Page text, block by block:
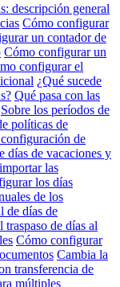
descripción general
Cómo configurar
un contador de
Cómo configurar un
configurar el
¿Qué sucede
Qué pasa con las
Sobre los períodos de
políticas de
de
días de vacaciones y
las
los días
de los
de días de
de días al
Cómo configurar
Cambia la
transferencia de
múltiples